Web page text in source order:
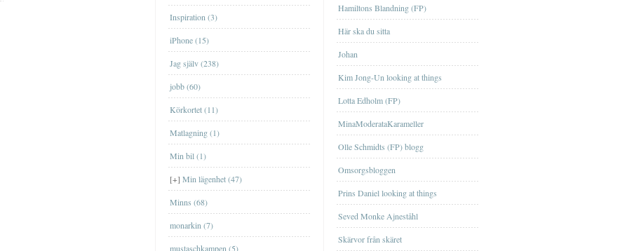
Inspiration (3)
iPhone (15)
Jag själv (238)
jobb (60)
Körkortet (11)
Matlagning (1)
Min bil (1)
[+] Min lägenhet (47)
Lägenheten i EskilstunaLägenheten i
Eskilstuna
Lägenheten i GislavedLägenheten i
Gislaved
Lägenheten i ÖrebroLägenheten i
Örebro
Lägenheten på HörngatanLägenheten på
Hörngatan
Lägenheten på KronogårdenLägenheten
på Kronogården
Minns (68)
monarkin (7)
mustaschkampen (5)
BöckerBöcker
FilmFilm
MusikMusik
Hamiltons Blandning (FP)
Här ska du sitta
Johan
Kim Jong-Un looking at things
Lotta Edholm (FP)
MinaModerataKarameller
Olle Schmidts (FP) blogg
Omsorgsbloggen
Prins Daniel looking at things
Seved Monke Ajneståhl
Skärvor från skäret